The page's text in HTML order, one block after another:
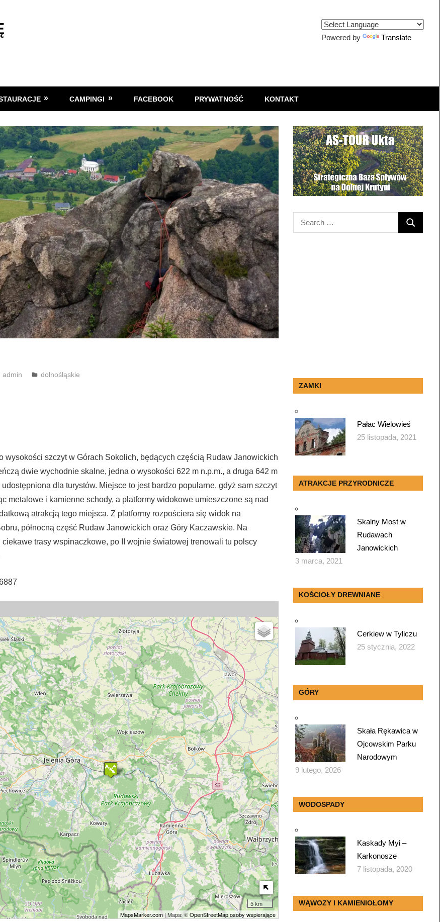
Powered by Translate
CAMPINGI FACEBOOK PRYWATNOŚĆ KONTAKT
admin dolnośląskie
wysokości szczyt w Górach Sokolich, będących częścią Rudaw Janowickich
dwie wychodnie skalne, jedna o wysokości 622 m n.p.m., a druga 642 m
udostępniona dla turystów. Miejsce to jest bardzo popularne, gdyż sam szczyt
metalowe i kamienne schody, a platformy widokowe umieszczone są nad
atrakcją tego miejsca. Z platformy rozpościera się widok na
północną część Rudaw Janowickich oraz Góry Kaczawskie. Na
trasy wspinaczkowe, po II wojnie światowej trenowali tu polscy
5 km
MapsMarker.com| Mapa: ©OpenStreetMap osoby wspierające
Search
for:
SEARCH
ZAMKI
Pałac Wielowieś
25 listopada, 2021
ATRAKCJE PRZYRODNICZE
Skalny Most w
Rudawach
Janowickich
3 marca, 2021
KOŚCIOŁY DREWNIANE
Cerkiew w Tyliczu
25 stycznia, 2022
GÓRY
Skała Rękawica w
Ojcowskim Parku
Narodowym
9 lutego, 2026
WODOSPADY
Kaskady Myi –
Karkonosze
7 listopada, 2020
WĄWOZY I KAMIENIOŁOMY